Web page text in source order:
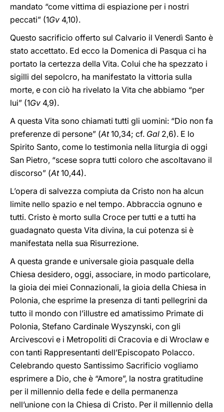
mandato “come vittima di espiazione per i nostri
peccati” (1Gv 4,10).
Questo sacrificio offerto sul Calvario il Venerdì Santo è
stato accettato. Ed ecco la Domenica di Pasqua ci ha
portato la certezza della Vita. Colui che ha spezzato i
sigilli del sepolcro, ha manifestato la vittoria sulla
morte, e con ciò ha rivelato la Vita che abbiamo “per
lui” (1Gv 4,9).
A questa Vita sono chiamati tutti gli uomini: “Dio non fa
preferenze di persone” (At10,34; cf. Gal 2,6). E lo
Spirito Santo, come lo testimonia nella liturgia di oggi
San Pietro, “scese sopra tutti coloro che ascoltavano il
discorso” (At10,44).
L’opera di salvezza compiuta da Cristo non ha alcun
limite nello spazio e nel tempo. Abbraccia ognuno e
tutti. Cristo è morto sulla Croce per tutti e a tutti ha
guadagnato questa Vita divina, la cui potenza si è
manifestata nella sua Risurrezione.
A questa grande e universale gioia pasquale della
Chiesa desidero, oggi, associare, in modo particolare,
la gioia dei miei Connazionali, la gioia della Chiesa in
Polonia, che esprime la presenza di tanti pellegrini da
tutto il mondo con l’illustre ed amatissimo Primate di
Polonia, Stefano Cardinale Wyszynski, con gli
Arcivescovi e i Metropoliti di Cracovia e di Wroclaw e
con tanti Rappresentanti dell’Episcopato Polacco.
Celebrando questo Santissimo Sacrificio vogliamo
esprimere a Dio, che è “Amore”, la nostra gratitudine
per il millennio della fede e della permanenza
nell’unione con la Chiesa di Cristo. Per il millennio della